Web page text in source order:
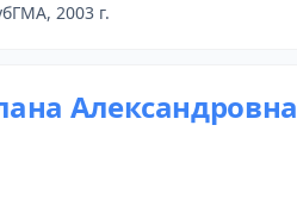
2003 г.
Александровна